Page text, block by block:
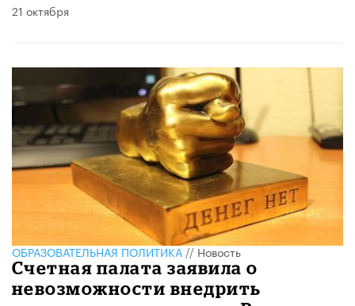
21 октября
ОБРАЗОВАТЕЛЬНАЯ ПОЛИТИКА//Новость
Счетная палата заявила о
невозможности внедрить